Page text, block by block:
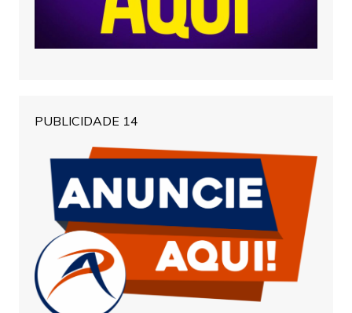
PUBLICIDADE 14